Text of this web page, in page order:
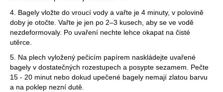
4. Bagely vložte do vroucí vody a vařte je 4 minuty, v polovině
doby je otočte. Vařte je jen po 2–3 kusech, aby se ve vodě
nezdeformovaly. Po uvaření nechte lehce okapat na čisté
utěrce.
5. Na plech vyložený pečicím papírem naskládejte uvařené
bagely v dostatečných rozestupech a posypte sezamem. Pečte
15 - 20 minut nebo dokud upečené bagely nemají zlatou barvu
a na poklep nezní dutě.